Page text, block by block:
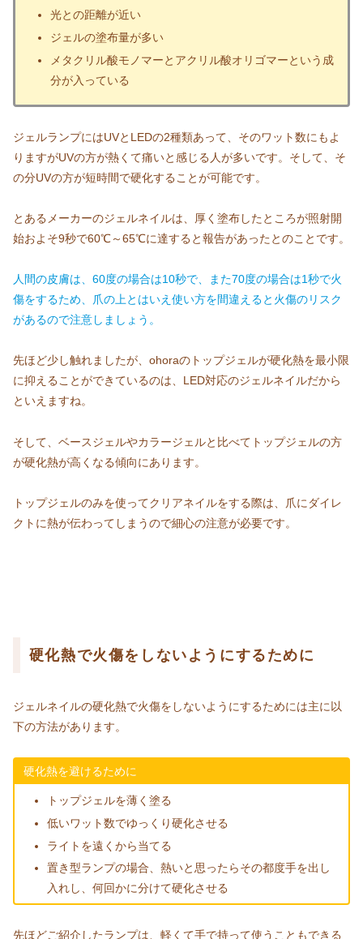
光との距離が近い
ジェルの塗布量が多い
メタクリル酸モノマーとアクリル酸オリゴマーという成
分が入っている
ジェルランプにはUVとLEDの2種類あって、そのワット数にもよ
りますがUVの方が熱くて痛いと感じる人が多いです。そして、そ
の分UVの方が短時間で硬化することが可能です。
とあるメーカーのジェルネイルは、厚く塗布したところが照射開
始およそ9秒で60℃～65℃に達すると報告があったとのことです。
人間の皮膚は、60度の場合は10秒で、また70度の場合は1秒で火
傷をするため、爪の上とはいえ使い方を間違えると火傷のリスク
があるので注意しましょう。
先ほど少し触れましたが、ohoraのトップジェルが硬化熱を最小限
に抑えることができているのは、LED対応のジェルネイルだから
といえますね。
そして、ベースジェルやカラージェルと比べてトップジェルの方
が硬化熱が高くなる傾向にあります。
トップジェルのみを使ってクリアネイルをする際は、爪にダイレ
クトに熱が伝わってしまうので細心の注意が必要です。
硬化熱で火傷をしないようにするために
ジェルネイルの硬化熱で火傷をしないようにするためには主に以
下の方法があります。
硬化熱を避けるために
トップジェルを薄く塗る
低いワット数でゆっくり硬化させる
ライトを遠くから当てる
置き型ランプの場合、熱いと思ったらその都度手を出し
入れし、何回かに分けて硬化させる
先ほどご紹介したランプは、軽くて手で持って使うこともできる